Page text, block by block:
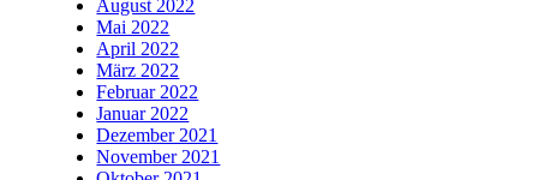
August 2022
Mai 2022
April 2022
März 2022
Februar 2022
Januar 2022
Dezember 2021
November 2021